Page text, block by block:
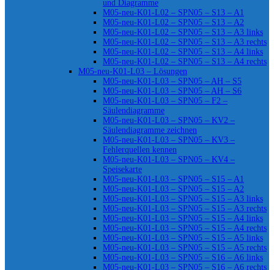
und Diagramme
M05-neu-K01-L02 – SPN05 – S13 – A1
M05-neu-K01-L02 – SPN05 – S13 – A2
M05-neu-K01-L02 – SPN05 – S13 – A3 links
M05-neu-K01-L02 – SPN05 – S13 – A3 rechts
M05-neu-K01-L02 – SPN05 – S13 – A4 links
M05-neu-K01-L02 – SPN05 – S13 – A4 rechts
M05-neu-K01-L03 – Lösungen
M05-neu-K01-L03 – SPN05 – AH – S5
M05-neu-K01-L03 – SPN05 – AH – S6
M05-neu-K01-L03 – SPN05 – F2 –
Säulendiagramme
M05-neu-K01-L03 – SPN05 – KV2 –
Säulendiagramme zeichnen
M05-neu-K01-L03 – SPN05 – KV3 –
Fehlerquellen kennen
M05-neu-K01-L03 – SPN05 – KV4 –
Speisekarte
M05-neu-K01-L03 – SPN05 – S15 – A1
M05-neu-K01-L03 – SPN05 – S15 – A2
M05-neu-K01-L03 – SPN05 – S15 – A3 links
M05-neu-K01-L03 – SPN05 – S15 – A3 rechts
M05-neu-K01-L03 – SPN05 – S15 – A4 links
M05-neu-K01-L03 – SPN05 – S15 – A4 rechts
M05-neu-K01-L03 – SPN05 – S15 – A5 links
M05-neu-K01-L03 – SPN05 – S15 – A5 rechts
M05-neu-K01-L03 – SPN05 – S16 – A6 links
M05-neu-K01-L03 – SPN05 – S16 – A6 rechts